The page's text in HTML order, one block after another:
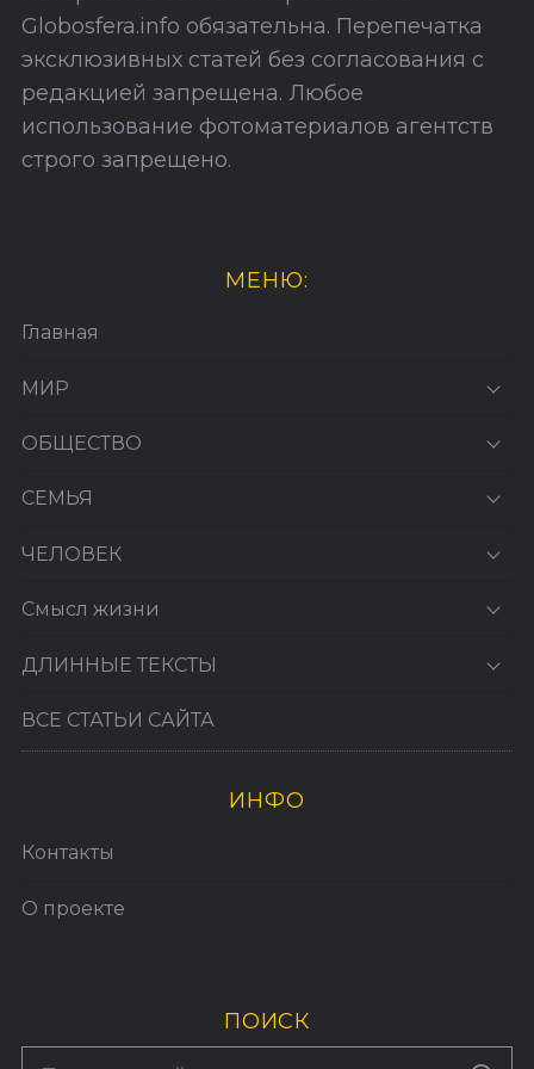
Globosfera.info обязательна. Перепечатка
эксклюзивных статей без согласования с
редакцией запрещена. Любое
использование фотоматериалов агентств
строго запрещено.
МЕНЮ:
Главная
МИР
ОБЩЕСТВО
СЕМЬЯ
ЧЕЛОВЕК
Смысл жизни
ДЛИННЫЕ ТЕКСТЫ
ВСЕ СТАТЬИ САЙТА
ИНФО
Контакты
О проекте
ПОИСК